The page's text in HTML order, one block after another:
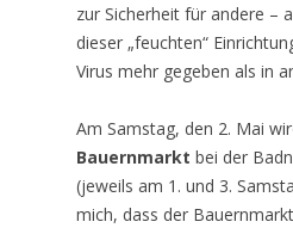
zur Sicherheit für andere –
dieser „feuchten“
Virus mehr gegeben als in
Am Samstag, den 2. Mai
Bauernmarkt bei der
(jeweils am 1. und 3.
mich, dass der